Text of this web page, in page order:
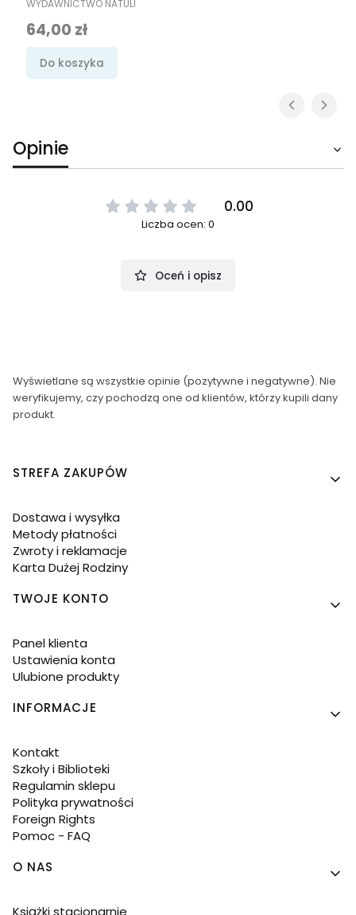
WYDAWNICTWO NATULI
Cena
64,00 zł
Do koszyka
Opinie
0.00
Liczba ocen: 0
Oceń i opisz
Wyświetlane są wszystkie opinie (pozytywne i negatywne). Nie
weryfikujemy, czy pochodzą one od klientów, którzy kupili dany
produkt.
Linki w stopce
STREFA ZAKUPÓW
Dostawa i wysyłka
Metody płatności
Zwroty i reklamacje
Karta Dużej Rodziny
TWOJE KONTO
Panel klienta
Ustawienia konta
Ulubione produkty
INFORMACJE
Kontakt
Szkoły i Biblioteki
Regulamin sklepu
Polityka prywatności
Foreign Rights
Pomoc - FAQ
O NAS
Książki stacjonarnie